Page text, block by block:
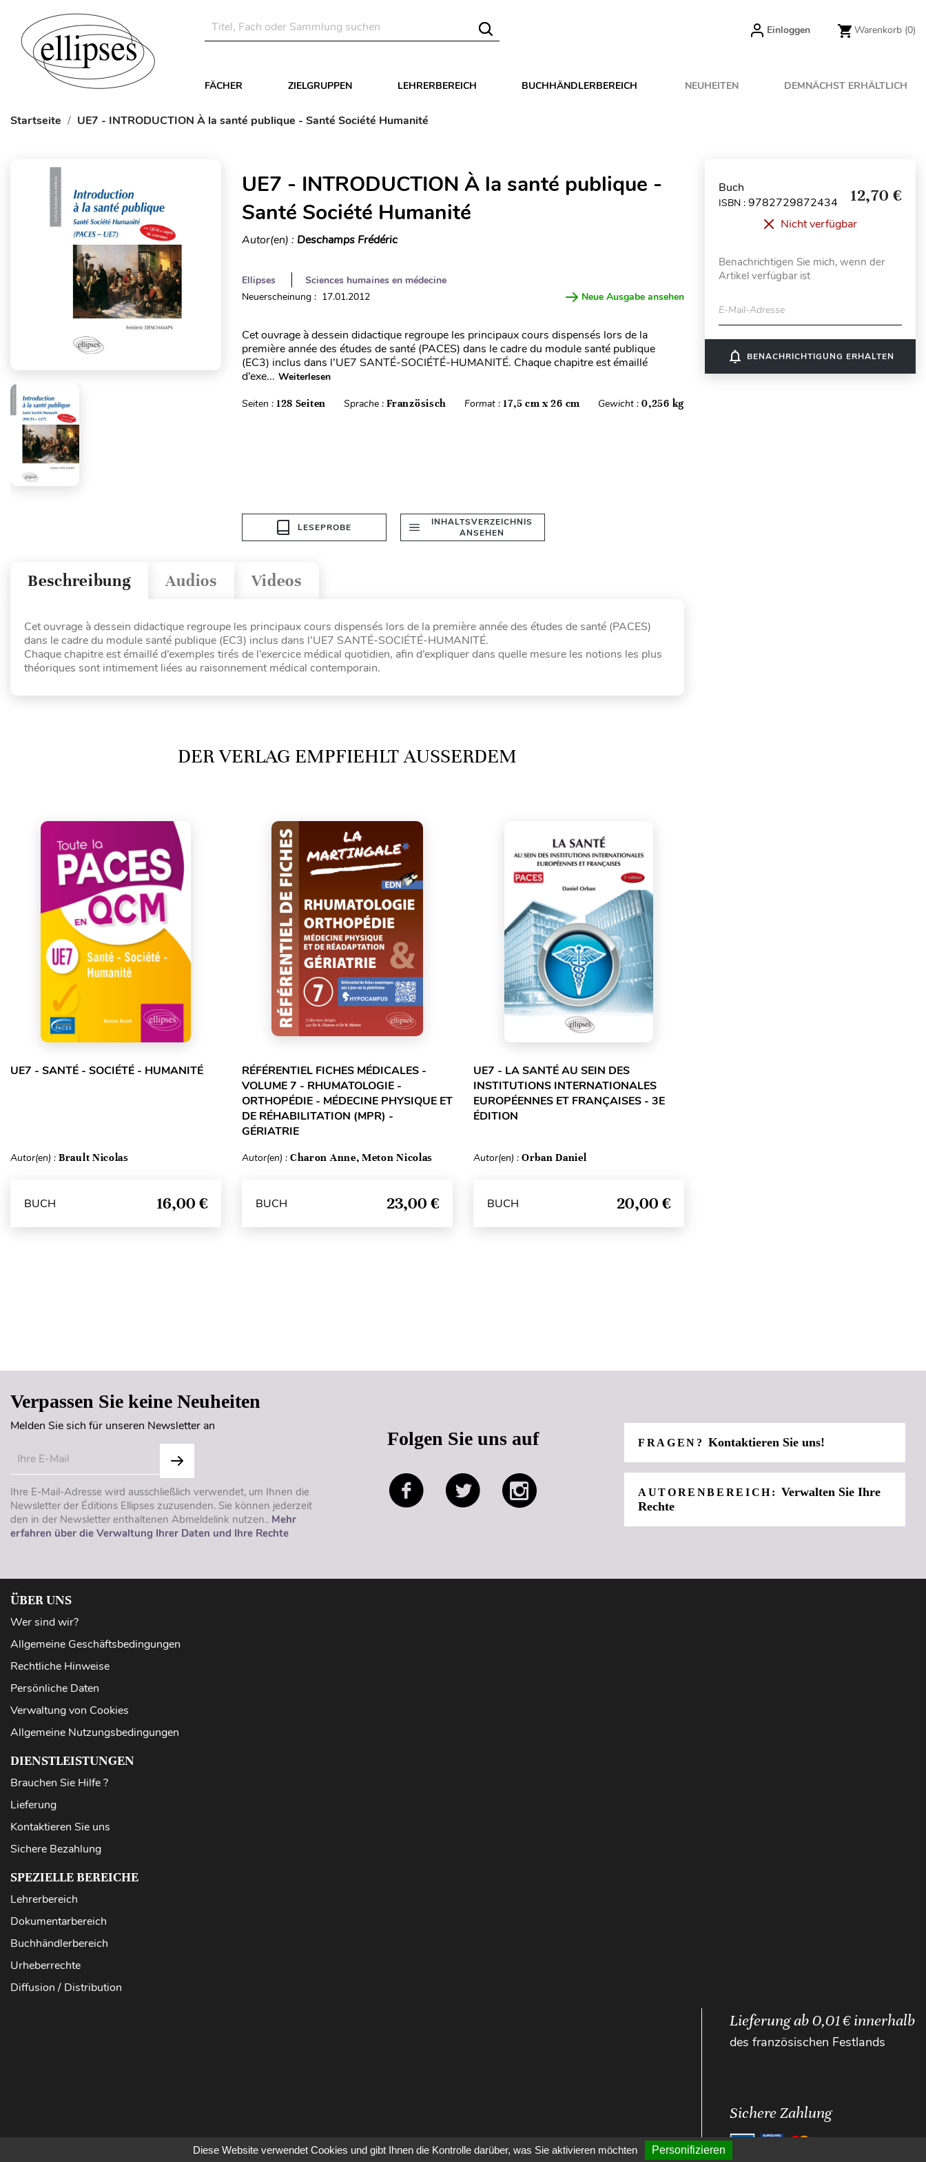
Einloggen Warenkorb (0)
FÄCHER ZIELGRUPPEN LEHRERBEREICH BUCHHÄNDLERBEREICH NEUHEITEN DEMNÄCHST ERHÄLTLICH
Startseite UE7 - INTRODUCTION À la santé publique - Santé Société Humanité
UE7 - INTRODUCTION À la santé publique -
Santé Société Humanité
Autor(en) : Deschamps Frédéric
Ellipses
Sciences humaines en médecine
Neuerscheinung : 17.01.2012
Neue Ausgabe ansehen
Cet ouvrage à dessein didactique regroupe les principaux cours dispensés lors de la
première année des études de santé (PACES) dans le cadre du module santé publique
(EC3) inclus dans l’UE7 SANTÉ-SOCIÉTÉ-HUMANITÉ. Chaque chapitre est émaillé
d’exe... Weiterlesen
Seiten : 128 Seiten Sprache :Französisch Format :17,5 cm x 26 cm Gewicht :0,256 kg
LESEPROBE
INHALTSVERZEICHNIS
ANSEHEN
Videos
Audios
Beschreibung
Cet ouvrage à dessein didactique regroupe les principaux cours dispensés lors de la première année des études de santé (PACES)
dans le cadre du module santé publique (EC3) inclus dans l’UE7 SANTÉ-SOCIÉTÉ-HUMANITÉ.
Chaque chapitre est émaillé d’exemples tirés de l’exercice médical quotidien, afin d’expliquer dans quelle mesure les notions les plus
théoriques sont intimement liées au raisonnement médical contemporain.
DER VERLAG EMPFIEHLT AUSSERDEM
UE7 - SANTÉ - SOCIÉTÉ - HUMANITÉ
Autor(en) : Brault Nicolas
BUCH 16,00 €
RÉFÉRENTIEL FICHES MÉDICALES -
VOLUME 7 - RHUMATOLOGIE -
ORTHOPÉDIE - MÉDECINE PHYSIQUE ET
DE RÉHABILITATION (MPR) -
GÉRIATRIE
Autor(en) : Charon Anne, Meton Nicolas
BUCH 23,00 €
UE7 - LA SANTÉ AU SEIN DES
INSTITUTIONS INTERNATIONALES
EUROPÉENNES ET FRANÇAISES - 3E
ÉDITION
Autor(en) : Orban Daniel
BUCH 20,00 €
Buch
ISBN : 9782729872434 12,70 €
Nicht verfügbar
Benachrichtigen Sie mich, wenn der
Artikel verfügbar ist
E-Mail-Adresse
notifications_none BENACHRICHTIGUNG ERHALTEN
Verpassen Sie keine Neuheiten
Melden Sie sich für unseren Newsletter an
Ihre E-Mail-Adresse wird ausschließlich verwendet, um Ihnen die
Newsletter der Éditions Ellipses zuzusenden. Sie können jederzeit
den in der Newsletter enthaltenen Abmeldelink nutzen.. Mehr
erfahren über die Verwaltung Ihrer Daten und Ihre Rechte
Folgen Sie uns auf FRAGEN?Kontaktieren Sie uns!
AUTORENBEREICH:Verwalten Sie Ihre
Rechte
ÜBER UNS
Wer sind wir?
Allgemeine Geschäftsbedingungen
Rechtliche Hinweise
Persönliche Daten
Verwaltung von Cookies
Allgemeine Nutzungsbedingungen
DIENSTLEISTUNGEN
Brauchen Sie Hilfe ?
Lieferung
Kontaktieren Sie uns
Sichere Bezahlung
SPEZIELLE BEREICHE
Lehrerbereich
Dokumentarbereich
Buchhändlerbereich
Urheberrechte
Diffusion / Distribution
Lieferung ab 0,01 € innerhalb
des französischen Festlands
Sichere Zahlung
Diese Website verwendet Cookies und gibt Ihnen die Kontrolle darüber, was Sie aktivieren möchten Personifizieren